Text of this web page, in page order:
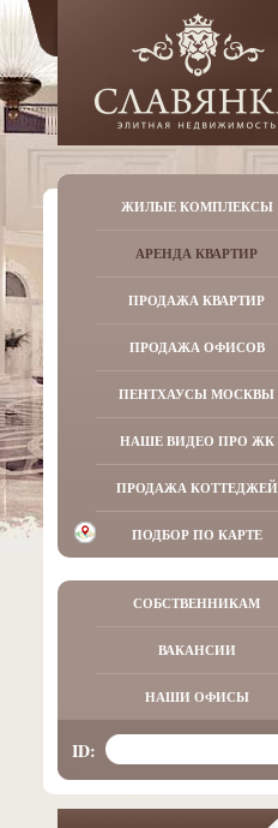
ЖИЛЫЕ КОМПЛЕКСЫ
АРЕНДА КВАРТИР
ПРОДАЖА КВАРТИР
ПРОДАЖА ОФИСОВ
ПЕНТХАУСЫ МОСКВЫ
НАШЕ ВИДЕО ПРО ЖК
ПРОДАЖА КОТТЕДЖЕЙ
ПОДБОР ПО КАРТЕ
СОБСТВЕННИКАМ
ВАКАНСИИ
НАШИ ОФИСЫ
ID: